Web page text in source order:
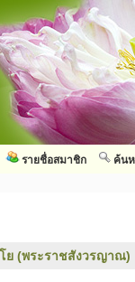
ค้น
รายชื่อสมาชิก
ย (พระราชสังวรญาณ)